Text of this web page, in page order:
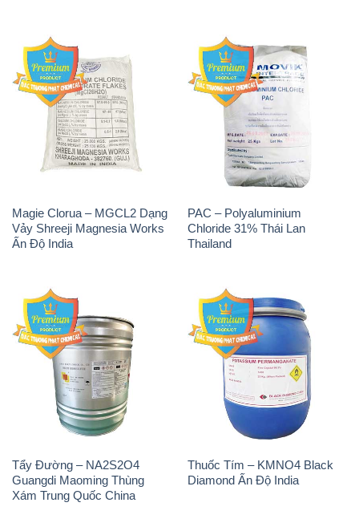
Magie Clorua – MGCL2 Dạng
Vảy Shreeji Magnesia Works
Ấn Độ India
PAC – Polyaluminium
Chloride 31% Thái Lan
Thailand
Tẩy Đường – NA2S2O4
Guangdi Maoming Thùng
Xám Trung Quốc China
Thuốc Tím – KMNO4 Black
Diamond Ấn Độ India